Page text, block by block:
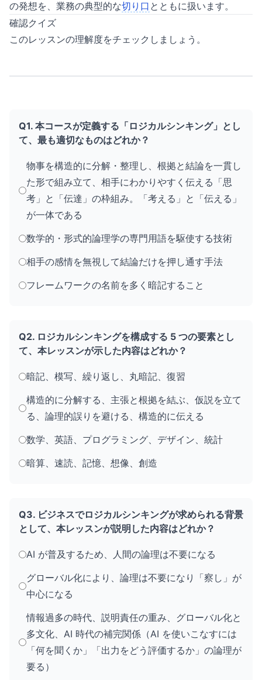
の発想を、業務の典型的な切り口 とともに扱います。
確認クイズ
このレッスンの理解度をチェックしましょう。
Q1. 本コースが定義する「ロジカルシンキング」とし
て、最も適切なものはどれか？
物事を構造的に分解・整理し、根拠と結論を一貫し
た形で組み立て、相手にわかりやすく伝える「思
考」と「伝達」の枠組み。「考える」と「伝える」
が一体である
数学的・形式的論理学の専門用語を駆使する技術
相手の感情を無視して結論だけを押し通す手法
フレームワークの名前を多く暗記すること
Q2. ロジカルシンキングを構成する 5 つの要素とし
て、本レッスンが示した内容はどれか？
暗記、模写、繰り返し、丸暗記、復習
構造的に分解する、主張と根拠を結ぶ、仮説を立て
る、論理的誤りを避ける、構造的に伝える
数学、英語、プログラミング、デザイン、統計
暗算、速読、記憶、想像、創造
Q3. ビジネスでロジカルシンキングが求められる背景
として、本レッスンが説明した内容はどれか？
AI が普及するため、人間の論理は不要になる
グローバル化により、論理は不要になり「察し」が
中心になる
情報過多の時代、説明責任の重み、グローバル化と
多文化、AI 時代の補完関係（AI を使いこなすには
「何を聞くか」「出力をどう評価するか」の論理が
要る）